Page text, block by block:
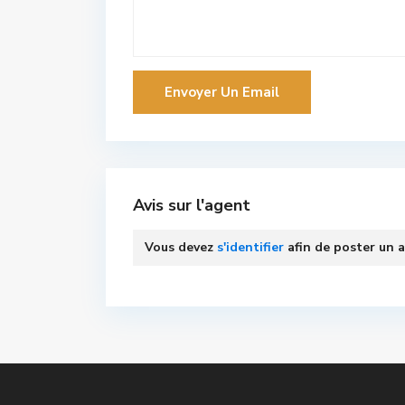
Avis sur l'agent
Vous devez s'identifier afin de poster un